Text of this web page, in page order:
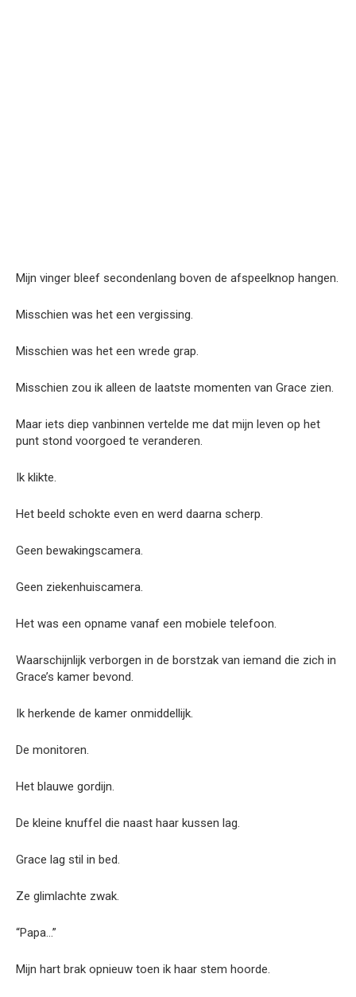
Mijn vinger bleef secondenlang boven de afspeelknop hangen.
Misschien was het een vergissing.
Misschien was het een wrede grap.
Misschien zou ik alleen de laatste momenten van Grace zien.
Maar iets diep vanbinnen vertelde me dat mijn leven op het
punt stond voorgoed te veranderen.
Ik klikte.
Het beeld schokte even en werd daarna scherp.
Geen bewakingscamera.
Geen ziekenhuiscamera.
Het was een opname vanaf een mobiele telefoon.
Waarschijnlijk verborgen in de borstzak van iemand die zich in
Grace’s kamer bevond.
Ik herkende de kamer onmiddellijk.
De monitoren.
Het blauwe gordijn.
De kleine knuffel die naast haar kussen lag.
Grace lag stil in bed.
Ze glimlachte zwak.
“Papa…”
Mijn hart brak opnieuw toen ik haar stem hoorde.